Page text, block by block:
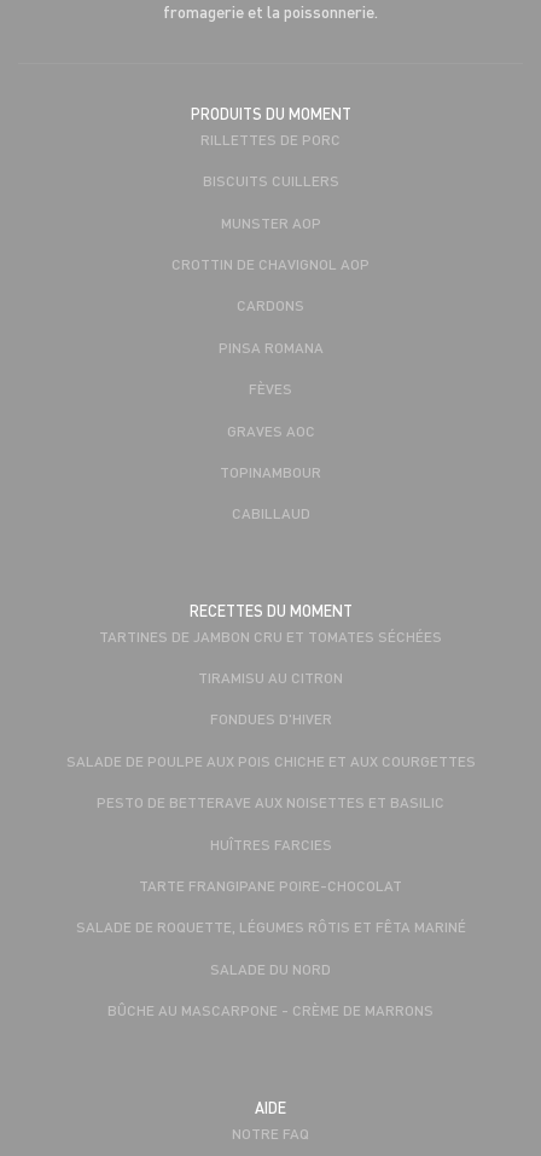
fromagerie et la poissonnerie.
PRODUITS DU MOMENT
RILLETTES DE PORC
BISCUITS CUILLERS
MUNSTER AOP
CROTTIN DE CHAVIGNOL AOP
CARDONS
PINSA ROMANA
FÈVES
GRAVES AOC
TOPINAMBOUR
CABILLAUD
RECETTES DU MOMENT
TARTINES DE JAMBON CRU ET TOMATES SÉCHÉES
TIRAMISU AU CITRON
FONDUES D'HIVER
SALADE DE POULPE AUX POIS CHICHE ET AUX COURGETTES
PESTO DE BETTERAVE AUX NOISETTES ET BASILIC
HUÎTRES FARCIES
TARTE FRANGIPANE POIRE-CHOCOLAT
SALADE DE ROQUETTE, LÉGUMES RÔTIS ET FÊTA MARINÉ
SALADE DU NORD
BÛCHE AU MASCARPONE - CRÈME DE MARRONS
AIDE
NOTRE FAQ